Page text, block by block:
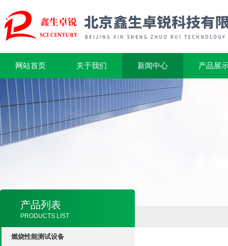
网站首页 关于我们 新闻中心 产品展
产品列表
PRODUCTS LIST
燃烧性能测试设备